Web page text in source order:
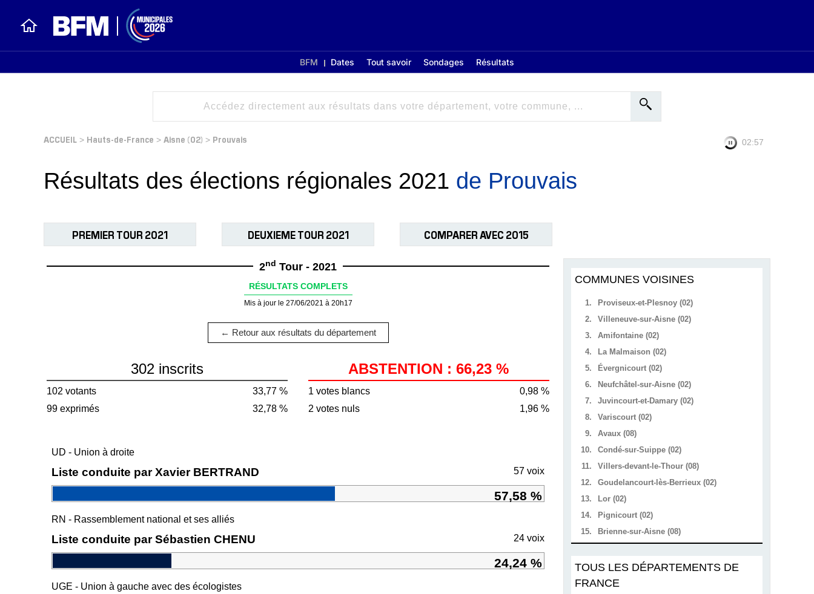
BFM Dates Tout savoir Sondages Résultats
ACCUEIL > Hauts-de-France > Aisne (02) > Prouvais 02:56
Résultats des élections régionales 2021 de Prouvais
PREMIER TOUR 2021 DEUXIEME TOUR 2021 COMPARER AVEC 2015
2nd Tour - 2021
RÉSULTATS COMPLETS
Mis à jour le 27/06/2021 à 20h17
← Retour aux résultats du département
302 inscrits
102 votants
33,77 %
99 exprimés
32,78 %
ABSTENTION : 66,23 %
1 votes blancs
0,98 %
2 votes nuls
1,96 %
UD - Union à droite
Liste conduite par Xavier BERTRAND 57 voix
57,58 %
RN - Rassemblement national et ses alliés
Liste conduite par Sébastien CHENU 24 voix
24,24 %
UGE - Union à gauche avec des écologistes
COMMUNES VOISINES
1.
Proviseux-et-Plesnoy (02)
2.
Villeneuve-sur-Aisne (02)
3.
Amifontaine (02)
4.
La Malmaison (02)
5.
Évergnicourt (02)
6.
Neufchâtel-sur-Aisne (02)
7.
Juvincourt-et-Damary (02)
8.
Variscourt (02)
9.
Avaux (08)
10.
Condé-sur-Suippe (02)
11.
Villers-devant-le-Thour (08)
12.
Goudelancourt-lès-Berrieux (02)
13.
Lor (02)
14.
Pignicourt (02)
15.
Brienne-sur-Aisne (08)
TOUS LES DÉPARTEMENTS DE
FRANCE